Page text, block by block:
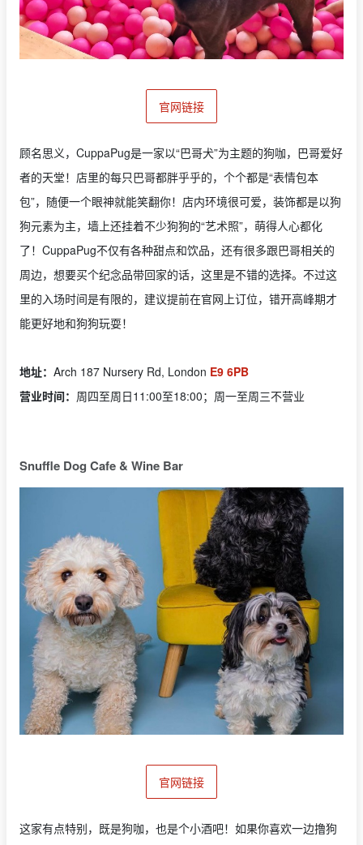
官网链接
顾名思义，CuppaPug是一家以“巴哥犬”为主题的狗咖，巴哥爱好
者的天堂！店里的每只巴哥都胖乎乎的，个个都是“表情包本
包”，随便一个眼神就能笑翻你！店内环境很可爱，装饰都是以狗
狗元素为主，墙上还挂着不少狗狗的“艺术照”，萌得人心都化
了！CuppaPug不仅有各种甜点和饮品，还有很多跟巴哥相关的
周边，想要买个纪念品带回家的话，这里是不错的选择。不过这
里的入场时间是有限的，建议提前在官网上订位，错开高峰期才
能更好地和狗狗玩耍！
地址： Arch 187 Nursery Rd, London E9 6PB
营业时间： 周四至周日11:00至18:00；周一至周三不营业
Snuffle Dog Cafe & Wine Bar
官网链接
这家有点特别，既是狗咖，也是个小酒吧！如果你喜欢一边撸狗